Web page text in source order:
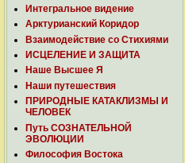
Интегральное видение
Арктурианский Коридор
Взаимодействие со Стихиями
ИСЦЕЛЕНИЕ И ЗАЩИТА
Наше Высшее Я
Наши путешествия
ПРИРОДНЫЕ КАТАКЛИЗМЫ И
ЧЕЛОВЕК
Путь СОЗНАТЕЛЬНОЙ
ЭВОЛЮЦИИ
Философия Востока